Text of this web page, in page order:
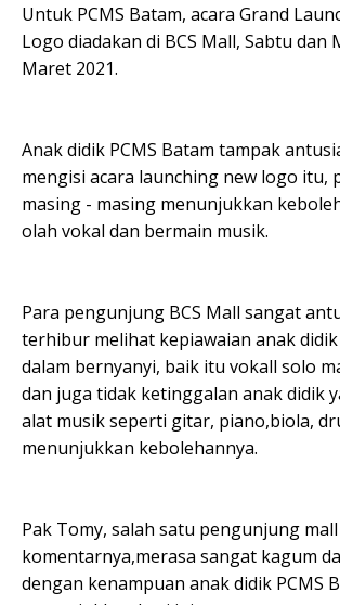
Untuk PCMS Batam, acara Grand
Logo diadakan di BCS Mall, Sabtu dan
Maret 2021.
Anak didik PCMS Batam tampak
mengisi acara launching new logo itu,
masing - masing menunjukkan
olah vokal dan bermain musik.
Para pengunjung BCS Mall sangat
terhibur melihat kepiawaian anak didik
dalam bernyanyi, baik itu vokall solo
dan juga tidak ketinggalan anak didik
alat musik seperti gitar, piano,biola,
menunjukkan kebolehannya.
Pak Tomy, salah satu pengunjung
komentarnya,merasa sangat kagum
dengan kenampuan anak didik PCMS